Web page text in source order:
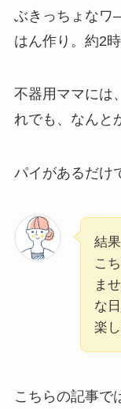
ぶきっちょなワ
はん作り。約2
不器用ママには
れでも、なんと
パイがあるだけ
結
こ
ま
な
楽
こちらの記事で